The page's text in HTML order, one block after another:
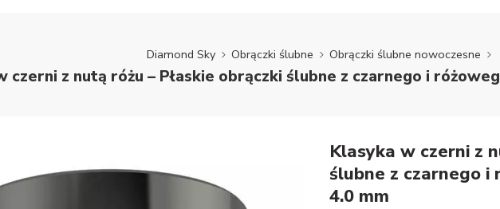
Diamond Sky Obrączki ślubne Obrączki ślubne nowoczesne
czerni z nutą różu – Płaskie obrączki ślubne z czarnego i
Klasyka w czerni z
ślubne z czarnego i
4.0 mm